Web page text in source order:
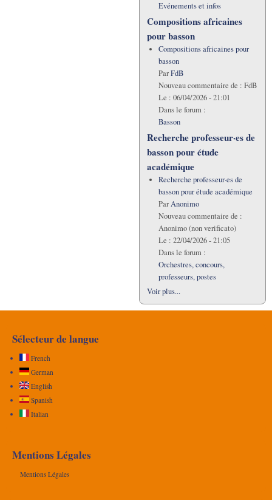
Evénements et infos
Compositions africaines
pour basson
Compositions africaines pour
basson
ParFdB
Nouveau commentaire de : FdB
Le : 06/04/2026 - 21:01
Dans le forum :
Basson
Recherche professeur·es de
basson pour étude
académique
Recherche professeur·es de
basson pour étude académique
ParAnonimo
Nouveau commentaire de :
Anonimo (non verificato)
Le : 22/04/2026 - 21:05
Dans le forum :
Orchestres, concours,
professeurs, postes
Voir plus...
Sélecteur de langue
French
German
English
Spanish
Italian
Mentions Légales
Mentions Légales